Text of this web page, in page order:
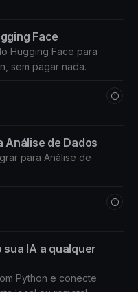
Face
Hugging Face para
sem pagar nada.
de Dados
para Análise de
IA a qualquer
Python e conecte